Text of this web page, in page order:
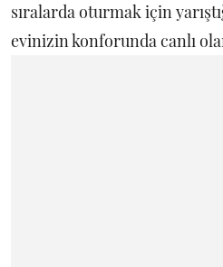
sıralarda oturmak için
evinizin konforunda canlı